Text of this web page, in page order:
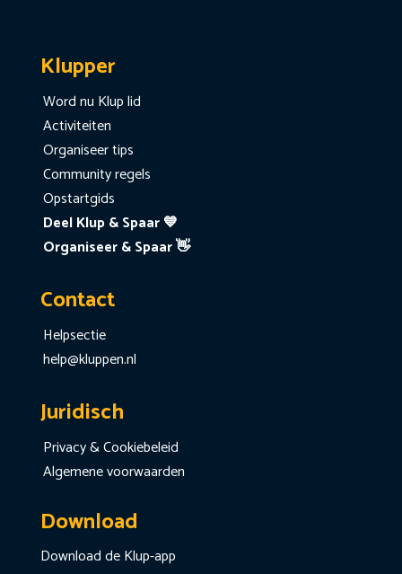
Klupper
Word nu Klup lid
Activiteiten
Organiseer tips
Community regels
Opstartgids
Deel Klup & Spaar 💙
Organiseer & Spaar 👋
Contact
Helpsectie
help@kluppen.nl
Juridisch
Privacy & Cookiebeleid
Algemene voorwaarden
Download
Download de Klup-app